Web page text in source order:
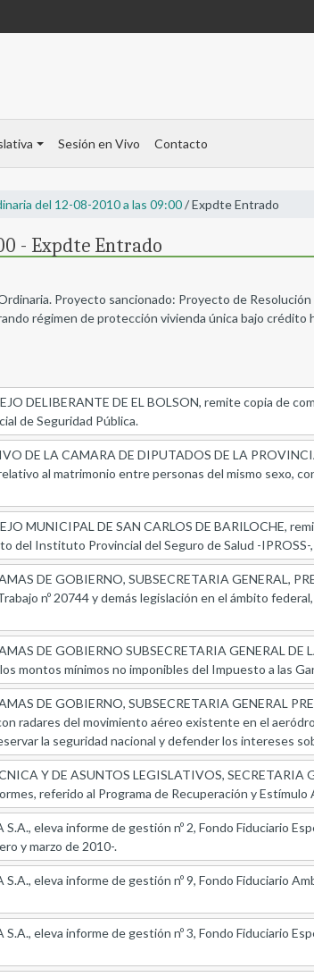
Sesión en Vivo Contacto
del 12-08-2010 a las 09:00/ Expdte Entrado
- Expdte Entrado
Proyecto sancionado: Proyecto de
régimen de protección vivienda única bajo crédito
DELIBERANTE DE EL BOLSON, remite copia de
de Seguridad Pública.
DE LA CAMARA DE DIPUTADOS DE LA
al matrimonio entre personas del mismo sexo,
MUNICIPAL DE SAN CARLOS DE BARILOCHE,
del Instituto Provincial del Seguro de Salud -
DE GOBIERNO, SUBSECRETARIA GENERAL,
nº 20744 y demás legislación en el ámbito
DE GOBIERNO SUBSECRETARIA GENERAL
montos mínimos no imponibles del Impuesto a las
DE GOBIERNO, SUBSECRETARIA GENERAL
radares del movimiento aéreo existente en el
la seguridad nacional y defender los intereses
Y DE ASUNTOS LEGISLATIVOS,
referido al Programa de Recuperación y Estímulo
S.A., eleva informe de gestión nº 2, Fondo Fiduciario
y marzo de 2010-.
S.A., eleva informe de gestión nº 9, Fondo Fiduciario
eleva informe de gestión nº 3, Fondo Fiduciario